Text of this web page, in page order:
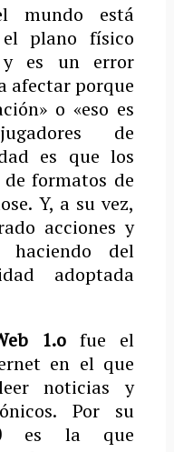
mundo está
plano físico
es un error
afectar porque
o «eso es
de
es que los
formatos de
Y, a su vez,
acciones y
haciendo del
adoptada
1.ofue el
en el que
noticias y
Por su
es la que